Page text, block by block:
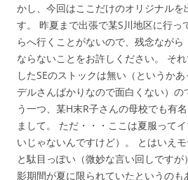
かし、今回はここだけのオリジナルを
す。 昨夏まで出張で某S川地区に行っ
らへ行くことがないので、残念なが
ならないことをお許しください。 そ
したSEのストックは無い（というか
デルさんばかりなので面白くない）の
う一つ、某H末R子さんの母校でも有
まして。 ただ・・・ここは夏服って
いじゃないんですけど）。 とはいえ
と駄目っぽい（微妙な言い回しです
影期間が夏に限られていたというのも